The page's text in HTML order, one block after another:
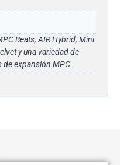
Beats, AIR Hybrid, Mini
y una variedad de
de expansión MPC.